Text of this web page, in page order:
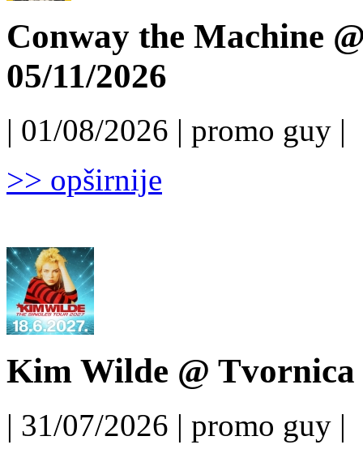
Conway the Machine
05/11/2026
| 01/08/2026 | promo guy |
>> opširnije
Kim Wilde @ Tvornica
| 31/07/2026 | promo guy |